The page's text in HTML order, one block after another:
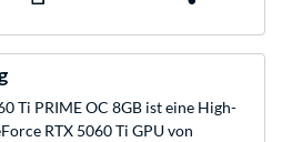
Ti PRIME OC 8GB ist eine High-
RTX 5060 Ti GPU von